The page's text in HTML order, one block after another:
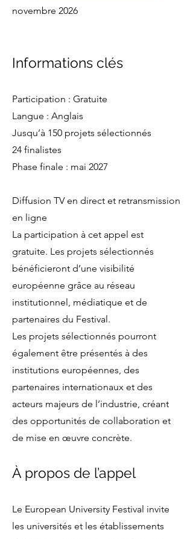
novembre 2026
Informations clés
Participation : Gratuite
Langue : Anglais
Jusqu’à 150 projets sélectionnés
24 finalistes
Phase finale : mai 2027
Diffusion TV en direct et retransmission
en ligne
La participation à cet appel est
gratuite. Les projets sélectionnés
bénéficieront d’une visibilité
européenne grâce au réseau
institutionnel, médiatique et de
partenaires du Festival.
Les projets sélectionnés pourront
également être présentés à des
institutions européennes, des
partenaires internationaux et des
acteurs majeurs de l’industrie, créant
des opportunités de collaboration et
de mise en œuvre concrète.
À propos de l’appel
Le European University Festival invite
les universités et les établissements